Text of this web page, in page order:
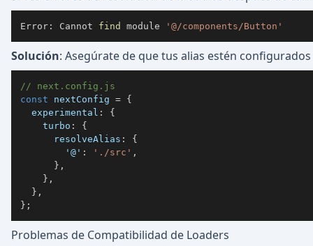
Error: Cannot find module '@/components/Button'
Solución: Asegúrate de que tus alias estén
// next.config.js
const nextConfig = {
experimental :
{
turbo :
{
resolveAlias :
{
'@' : './src' ,
} ,
} ,
} ,
} ;
Problemas de Compatibilidad de Loaders